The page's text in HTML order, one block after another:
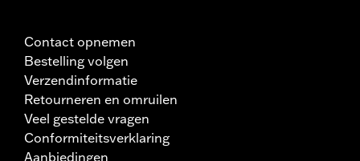
Contact opnemen
Bestelling volgen
Verzendinformatie
Retourneren en omruilen
Veel gestelde vragen
Conformiteitsverklaring
Aanbiedingen